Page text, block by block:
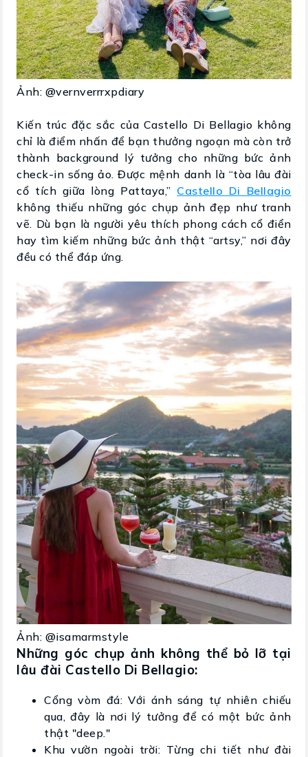
Ảnh: @vernverrrxpdiary
Kiến trúc đặc sắc của Castello Di Bellagio không
chỉ là điểm nhấn để bạn thưởng ngoạn mà còn trở
thành background lý tưởng cho những bức ảnh
check-in sống ảo. Được mệnh danh là “tòa lâu đài
cổ tích giữa lòng Pattaya,” Castello Di Bellagio
không thiếu những góc chụp ảnh đẹp như tranh
vẽ. Dù bạn là người yêu thích phong cách cổ điển
hay tìm kiếm những bức ảnh thật “artsy,” nơi đây
đều có thể đáp ứng.
Ảnh: @isamarmstyle
Những góc chụp ảnh không thể bỏ lỡ tại
lâu đài Castello Di Bellagio:
Cổng vòm đá: Với ánh sáng tự nhiên chiếu
qua, đây là nơi lý tưởng để có một bức ảnh
thật "deep."
Khu vườn ngoài trời: Từng chi tiết như đài